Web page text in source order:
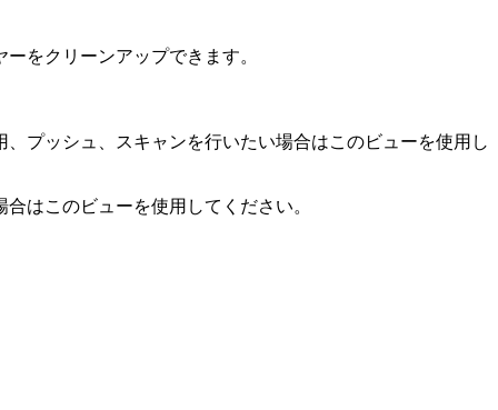
をクリーンアップできます。
プッシュ、スキャンを行いたい場合はこのビューを使用し
はこのビューを使用してください。